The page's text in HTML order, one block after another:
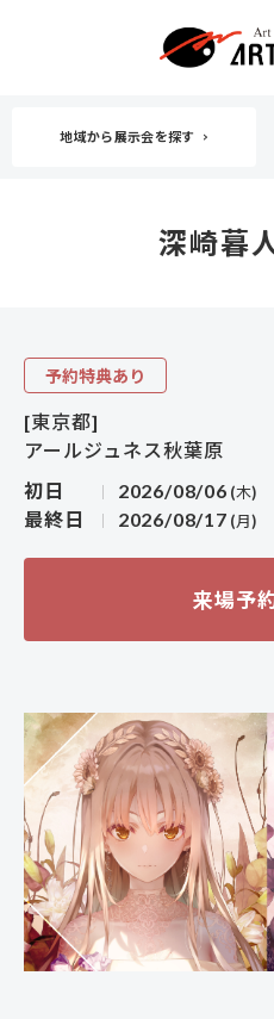
地域から展示会を探す
深崎暮
予約特典あり
[東京都]
アールジュネス秋葉原
初日
2026/08/06 (木)
最終日 2026/08/17 (月)
来場予